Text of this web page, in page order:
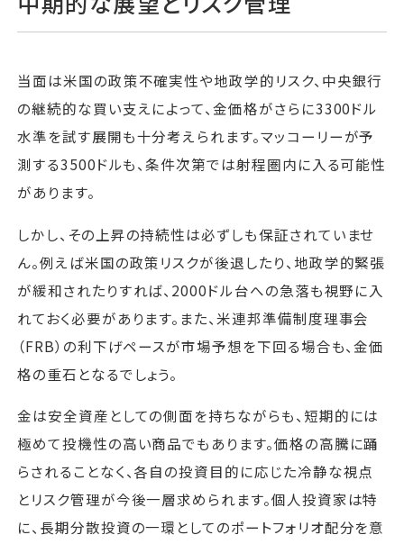
当面は米国の政策不確実性や地政学的リスク、中央銀行
の継続的な買い支えによって、金価格がさらに3300ドル
水準を試す展開も十分考えられます。マッコーリーが予
測する3500ドルも、条件次第では射程圏内に入る可能性
があります。
しかし、その上昇の持続性は必ずしも保証されていませ
ん。例えば米国の政策リスクが後退したり、地政学的緊張
が緩和されたりすれば、2000ドル台への急落も視野に入
れておく必要があります。また、米連邦準備制度理事会
（FRB）の利下げペースが市場予想を下回る場合も、金価
格の重石となるでしょう。
金は安全資産としての側面を持ちながらも、短期的には
極めて投機性の高い商品でもあります。価格の高騰に踊
らされることなく、各自の投資目的に応じた冷静な視点
とリスク管理が今後一層求められます。個人投資家は特
に、長期分散投資の一環としてのポートフォリオ配分を意